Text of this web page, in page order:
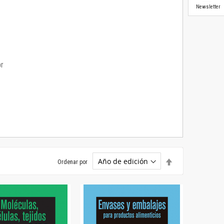
Ordenar por
descendente
Newsletter